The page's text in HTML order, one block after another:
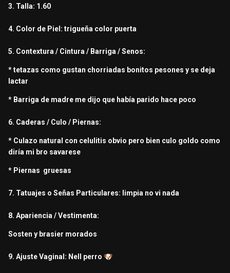
3. Talla: 1.60
4. Color de Piel: trigueña color puerta
5. Contextura / Cintura / Barriga / Senos:
* tetazas como gustan chorriadas bonitos pesones y se deja
lactar
* Barriga de madre me dijo que había parido hace poco
6. Caderas / Culo / Piernas:
* Culazo natural con celulitis obvio pero bien culo goldo como
diría mi bro savarese
* Piernas gruesas
7. Tatuajes o Señas Particulares: limpia no vi nada
8. Apariencia / Vestimenta:
Sosten y brasier morados
9. Ajuste Vaginal: Nell perro 🐶